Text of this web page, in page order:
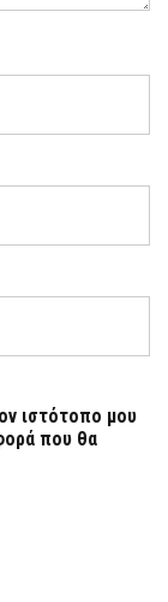
ιστότοπο μου
που θα